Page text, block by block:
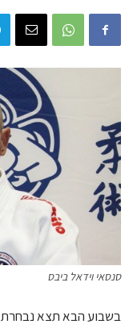
סנסאי וידאל ביבס
בשבוע הבא תצא נבחרת